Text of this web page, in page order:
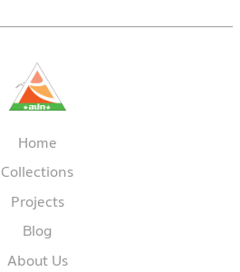
Home
Collections
Projects
Blog
About Us